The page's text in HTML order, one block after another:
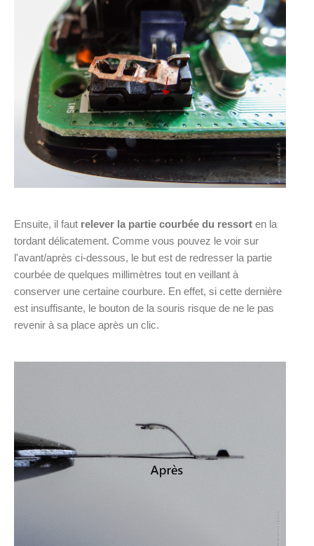
Ensuite, il faut relever la partie courbée du ressort en la
tordant délicatement. Comme vous pouvez le voir sur
l'avant/après ci-dessous, le but est de redresser la partie
courbée de quelques millimètres tout en veillant à
conserver une certaine courbure. En effet, si cette dernière
est insuffisante, le bouton de la souris risque de ne le pas
revenir à sa place après un clic.